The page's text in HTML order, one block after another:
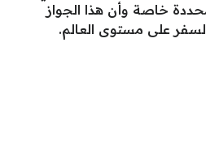
خاصة وأن هذا الجواز
على مستوى العالم.